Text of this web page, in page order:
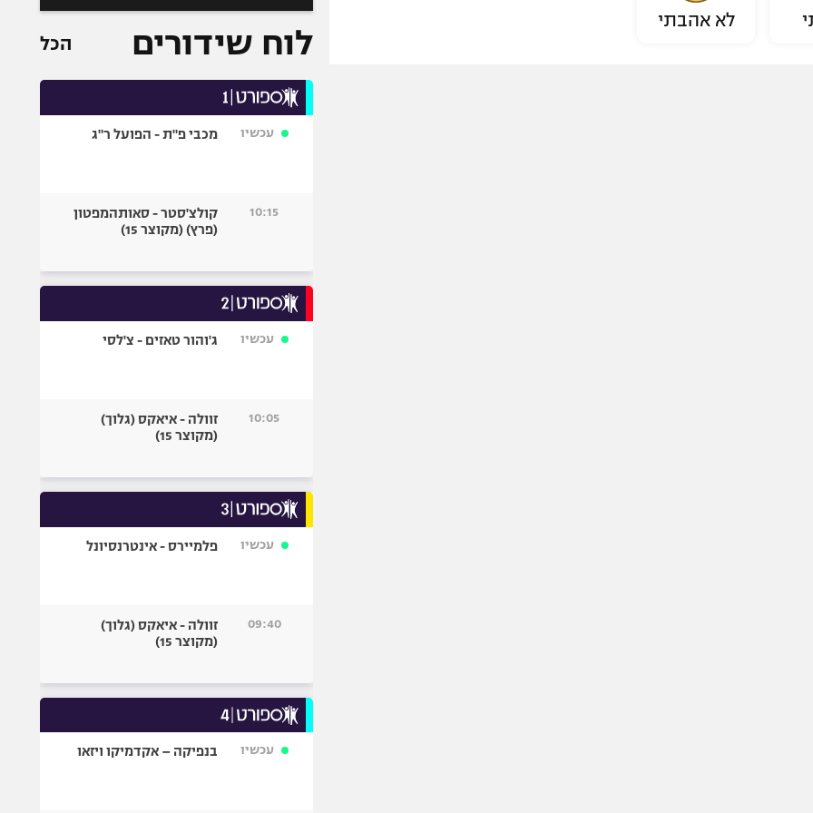
לא אהבתי
לוח שידורים הכל
עכשיו מכבי פ"ת - הפועל ר"ג
10:15
קולצ'סטר - סאותהמפטון
(פרץ) (מקוצר 15)
עכשיו ג'והור טאזים - צ'לסי
10:05
זוולה - איאקס (גלוך)
(מקוצר 15)
עכשיו פלמיירס - אינטרנסיונל
09:40
זוולה - איאקס (גלוך)
(מקוצר 15)
עכשיו בנפיקה – אקדמיקו ויזאו